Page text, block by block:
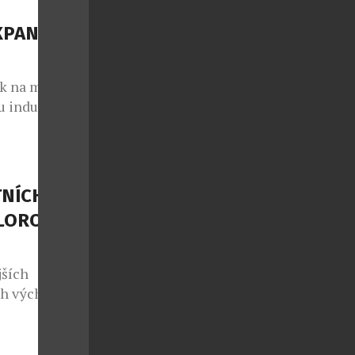
byste
na motivy
industriální
zapojil
nezbylo
Daniel
východní